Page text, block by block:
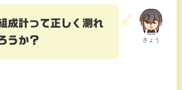
きょう
成計って正しく測れ
うか？